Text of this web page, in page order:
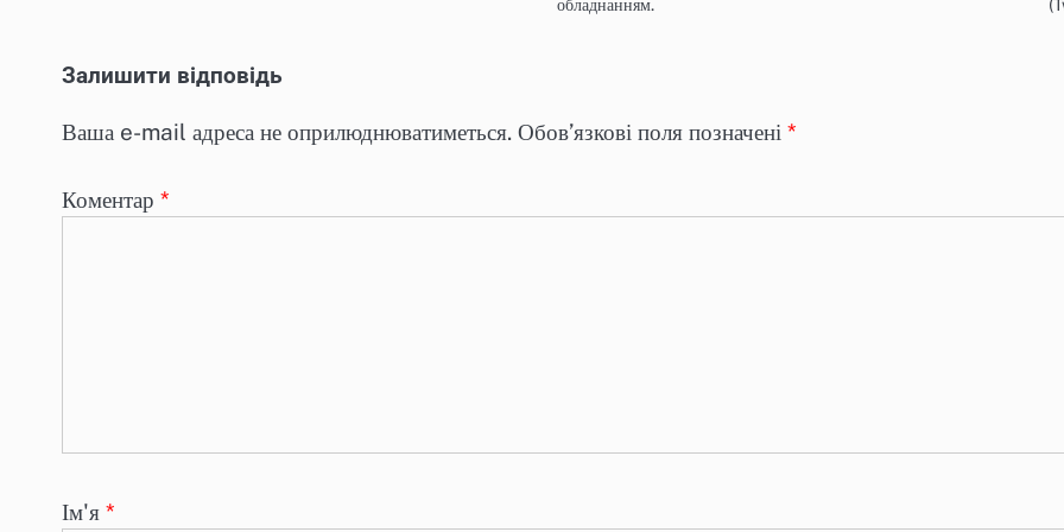
обладнанням.
Залишити відповідь
Ваша e-mail адреса не оприлюднюватиметься. Обов’язкові поля позначені *
Коментар *
Ім'я *